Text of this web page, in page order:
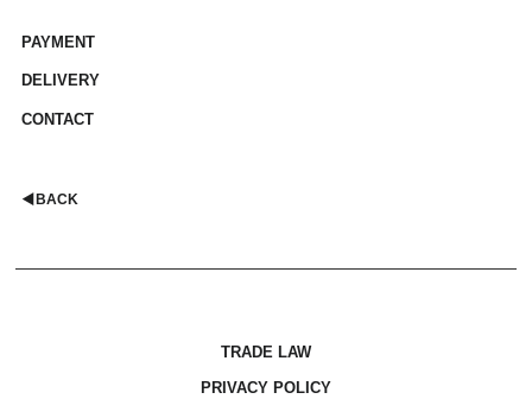
PAYMENT
DELIVERY
CONTACT
◀︎BACK
TRADE LAW
PRIVACY POLICY